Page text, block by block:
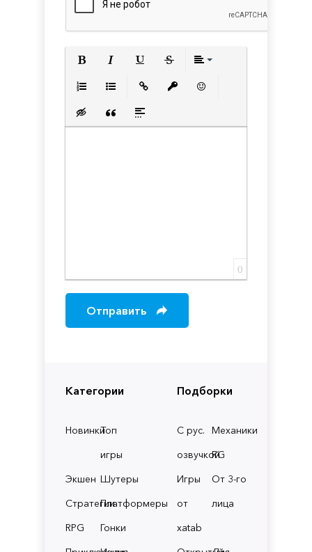
Категории
НовинкиТоп
игры
Экшен Шутеры
СтратегииПлатформеры
RPG
Гонки
Подборки
С рус.
озвучкой
Механики
RG
Игры
от
xatab
От 3-го
лица
Вставка скрытого текста
Вставка цитаты
Вставка спойлера
0
Отправить